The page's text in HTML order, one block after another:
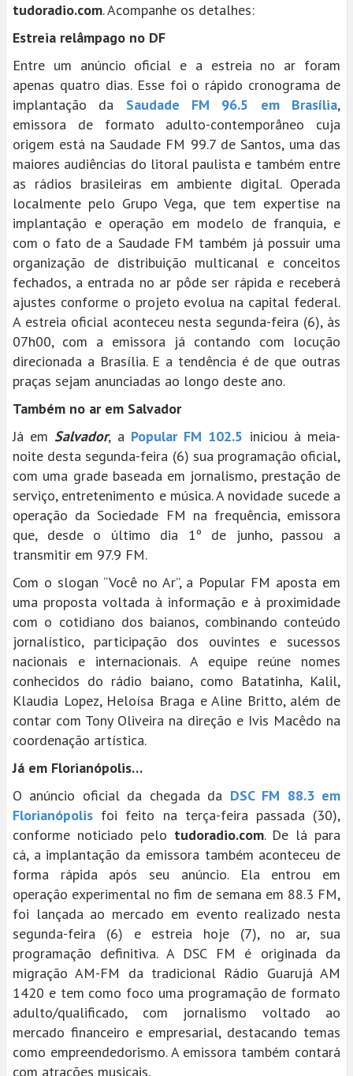
tudoradio.com. Acompanhe os detalhes:
Estreia relâmpago no DF
Entre um anúncio oficial e a estreia no ar foram
apenas quatro dias. Esse foi o rápido cronograma de
implantação da
Saudade FM 96.5 em Brasília,
emissora de formato adulto-contemporâneo cuja
origem está na Saudade FM 99.7 de Santos, uma das
maiores audiências do litoral paulista e também entre
as rádios brasileiras em ambiente digital. Operada
localmente pelo Grupo Vega, que tem expertise na
implantação e operação em modelo de franquia, e
com o fato de a Saudade FM também já possuir uma
organização de distribuição multicanal e conceitos
fechados, a entrada no ar pôde ser rápida e receberá
ajustes conforme o projeto evolua na capital federal.
A estreia oficial aconteceu nesta segunda-feira (6), às
07h00, com a emissora já contando com locução
direcionada a Brasília. E a tendência é de que outras
praças sejam anunciadas ao longo deste ano.
Também no ar em Salvador
Já emSalvador, a Popular FM 102.5 iniciou à meia-
noite desta segunda-feira (6) sua programação oficial,
com uma grade baseada em jornalismo, prestação de
serviço, entretenimento e música. A novidade sucede a
operação da Sociedade FM na frequência, emissora
que, desde o último dia 1º de junho, passou a
transmitir em 97.9 FM.
Com o slogan “Você no Ar”, a Popular FM aposta em
uma proposta voltada à informação e à proximidade
com o cotidiano dos baianos, combinando conteúdo
jornalístico, participação dos ouvintes e sucessos
nacionais e internacionais. A equipe reúne nomes
conhecidos do rádio baiano, como Batatinha, Kalil,
Klaudia Lopez, Heloísa Braga e Aline Britto, além de
contar com Tony Oliveira na direção e Ivis Macêdo na
coordenação artística.
Já em Florianópolis…
O anúncio oficial da chegada da DSC FM 88.3 em
Florianópolis foi feito na terça-feira passada (30),
conforme noticiado pelo tudoradio.com. De lá para
cá, a implantação da emissora também aconteceu de
forma rápida após seu anúncio. Ela entrou em
operação experimental no fim de semana em 88.3 FM,
foi lançada ao mercado em evento realizado nesta
segunda-feira (6) e estreia hoje (7), no ar, sua
programação definitiva. A DSC FM é originada da
migração AM-FM da tradicional Rádio Guarujá AM
1420 e tem como foco uma programação de formato
adulto/qualificado, com jornalismo voltado ao
mercado financeiro e empresarial, destacando temas
como empreendedorismo. A emissora também contará
com atrações musicais.